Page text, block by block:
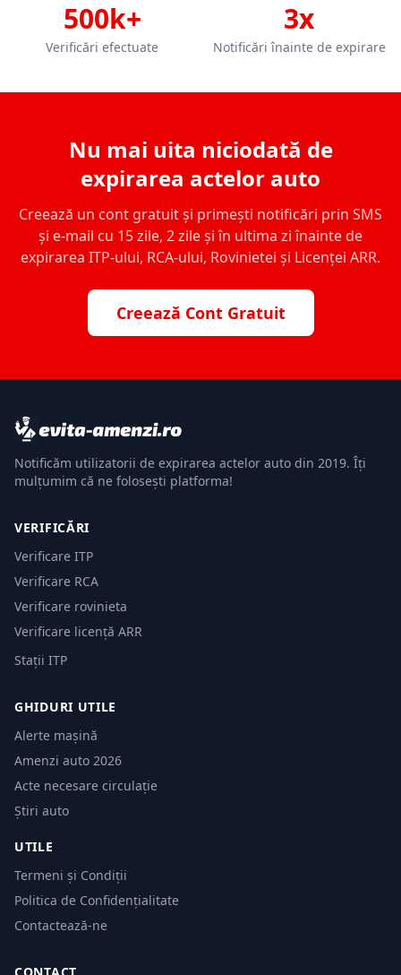
500k+
Verificări efectuate
3x
Notificări înainte de expirare
Nu mai uita niciodată de
expirarea actelor auto
Creează un cont gratuit și primești notificări prin SMS
și e-mail cu 15 zile, 2 zile și în ultima zi înainte de
expirarea ITP-ului, RCA-ului, Rovinietei și Licenței ARR.
Creează Cont Gratuit
Notificăm utilizatorii de expirarea actelor auto din 2019. Îți
mulțumim că ne folosești platforma!
VERIFICĂRI
Verificare ITP
Verificare RCA
Verificare rovinieta
Verificare licență ARR
Stații ITP
GHIDURI UTILE
Alerte mașină
Amenzi auto 2026
Acte necesare circulație
Știri auto
UTILE
Termeni și Condiții
Politica de Confidențialitate
Contactează-ne